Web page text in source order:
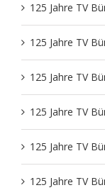
Kinderturnen
Liga Rückblick
125 Jahre TV
125 Jahre TV
125 Jahre TV
125 Jahre TV
125 Jahre TV
125 Jahre TV